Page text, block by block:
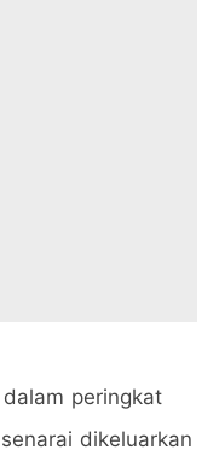
peringkat
dikeluarkan